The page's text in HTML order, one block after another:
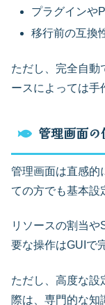
プラグインや
移行前の互換
ただし、完全自動
ースによっては手
管理画面
管理画面は直感的
ての方でも基本設
リソースの割当
要な操作はGUIで
ただし、高度な設
際は、専門的な知